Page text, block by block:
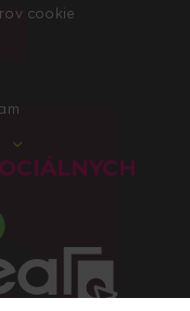
cookie